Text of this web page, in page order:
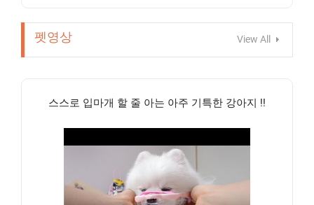
펫영상 View All
스스로 입마개 할 줄 아는 아주 기특한 강아지 !!